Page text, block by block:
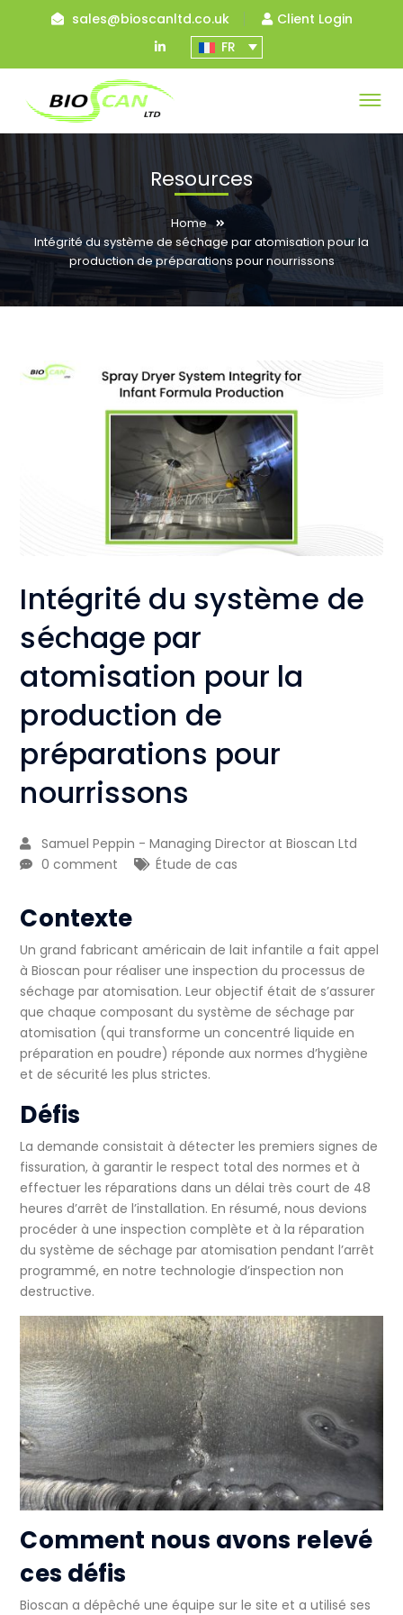
sales@bioscanltd.co.uk
Client Login
LinkedIn
Profile
FR
Resources
Home
Intégrité du système de séchage par atomisation pour la
production de préparations pour nourrissons
Intégrité du système de
séchage par
atomisation pour la
production de
préparations pour
nourrissons
Samuel Peppin - Managing Director at Bioscan Ltd
0 comment
Étude de cas
Contexte
Un grand fabricant américain de lait infantile a fait appel
à Bioscan pour réaliser une inspection du processus de
séchage par atomisation. Leur objectif était de s’assurer
que chaque composant du système de séchage par
atomisation (qui transforme un concentré liquide en
préparation en poudre) réponde aux normes d’hygiène
et de sécurité les plus strictes.
Défis
La demande consistait à détecter les premiers signes de
fissuration, à garantir le respect total des normes et à
effectuer les réparations dans un délai très court de 48
heures d’arrêt de l’installation. En résumé, nous devions
procéder à une inspection complète et à la réparation
du système de séchage par atomisation pendant l’arrêt
programmé, ennotre technologie d’inspection non
destructive.
Comment nous avons relevé
ces défis
Bioscan a dépêché une équipe sur le site et a utilisé ses